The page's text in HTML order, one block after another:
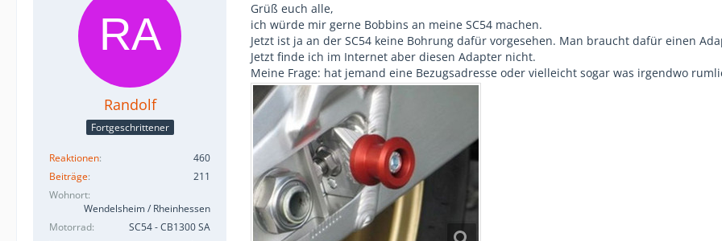
Randolf
Fortgeschrittener
Reaktionen
460
Beiträge
211
Wohnort
Wendelsheim / Rheinhessen
Motorrad
SC54 - CB1300 SA
Grüß euch alle,
ich würde mir gerne Bobbins an meine SC54 machen.
Jetzt ist ja an der SC54 keine Bohrung dafür vorgesehen. Man braucht dafür einen
Jetzt finde ich im Internet aber diesen Adapter nicht.
Meine Frage: hat jemand eine Bezugsadresse oder vielleicht sogar was irgendwo